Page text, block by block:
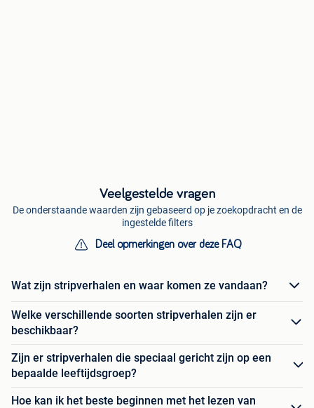
Veelgestelde vragen
De onderstaande waarden zijn gebaseerd op je zoekopdracht en de
ingestelde filters
Deel opmerkingen over deze FAQ
Wat zijn stripverhalen en waar komen ze vandaan?
Welke verschillende soorten stripverhalen zijn er
beschikbaar?
Zijn er stripverhalen die speciaal gericht zijn op een
bepaalde leeftijdsgroep?
Hoe kan ik het beste beginnen met het lezen van